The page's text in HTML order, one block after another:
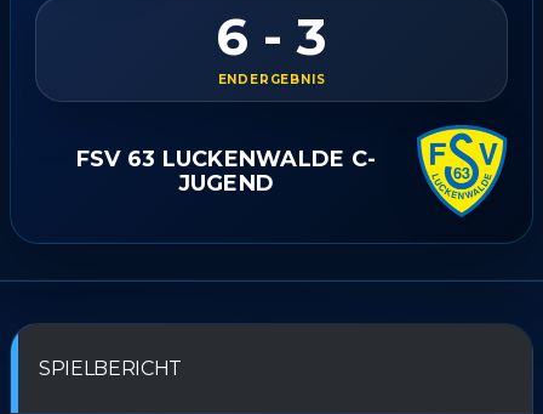
6 - 3
ENDERGEBNIS
FSV 63 LUCKENWALDE C-
JUGEND
SPIELBERICHT